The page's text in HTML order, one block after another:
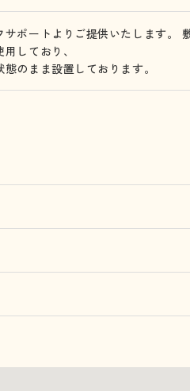
ポートよりご提供いたします。
しており、
のまま設置しております。